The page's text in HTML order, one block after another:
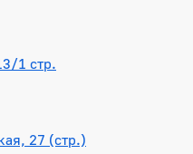
1 стр.
27 (стр.)